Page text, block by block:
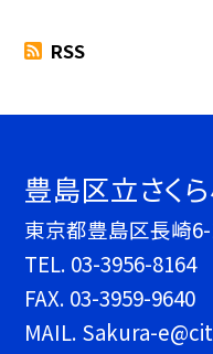
RSS
豊島区立さく
東京都豊島区長崎
TEL. 03-3956-8164
FAX. 03-3959-9640
MAIL. Sakura-